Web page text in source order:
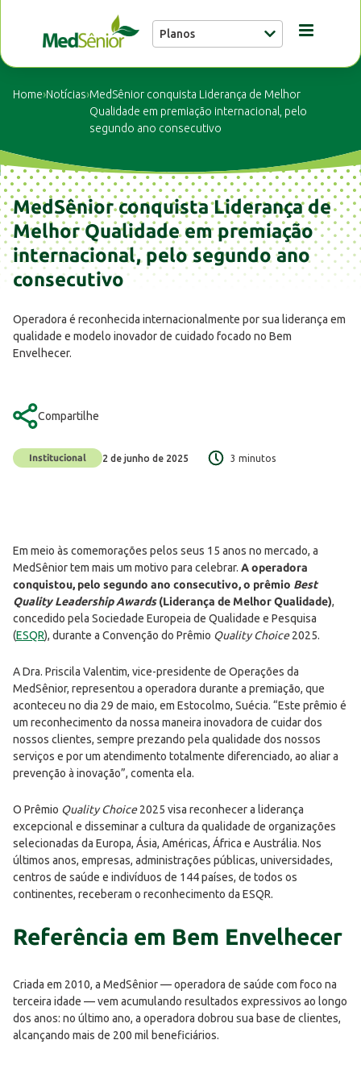
Planos
Guia Médico
Unidades
Notícias
Home›Notícias›MedSênior conquista Liderança de Melhor
Qualidade em premiação internacional, pelo
segundo ano consecutivo
MedSênior conquista Liderança de
Melhor Qualidade em premiação
internacional, pelo segundo ano
consecutivo
Operadora é reconhecida internacionalmente por sua liderança em
qualidade e modelo inovador de cuidado focado no Bem
Envelhecer.
Compartilhe
2 de junho de 2025 3 minutos
Institucional
Em meio às comemorações pelos seus 15 anos no mercado, a
MedSênior tem mais um motivo para celebrar. A operadora
conquistou, pelo segundo ano consecutivo, o prêmio Best
Quality Leadership Awards(Liderança de Melhor Qualidade),
concedido pela Sociedade Europeia de Qualidade e Pesquisa
(ESQR), durante a Convenção do Prêmio Quality Choice2025.
A Dra. Priscila Valentim, vice-presidente de Operações da
MedSênior, representou a operadora durante a premiação, que
aconteceu no dia 29 de maio, em Estocolmo, Suécia. “Este prêmio é
um reconhecimento da nossa maneira inovadora de cuidar dos
nossos clientes, sempre prezando pela qualidade dos nossos
serviços e por um atendimento totalmente diferenciado, ao aliar a
prevenção à inovação”, comenta ela.
O Prêmio Quality Choice2025 visa reconhecer a liderança
excepcional e disseminar a cultura da qualidade de organizações
selecionadas da Europa, Ásia, Américas, África e Austrália. Nos
últimos anos, empresas, administrações públicas, universidades,
centros de saúde e indivíduos de 144 países, de todos os
continentes, receberam o reconhecimento da ESQR.
Referência em Bem Envelhecer
Criada em 2010, a MedSênior — operadora de saúde com foco na
terceira idade — vem acumulando resultados expressivos ao longo
dos anos: no último ano, a operadora dobrou sua base de clientes,
alcançando mais de 200 mil beneficiários.